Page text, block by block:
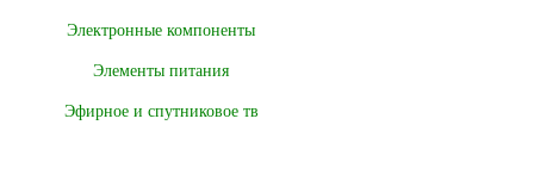
Электронные компоненты
Элементы питания
Эфирное и спутниковое тв